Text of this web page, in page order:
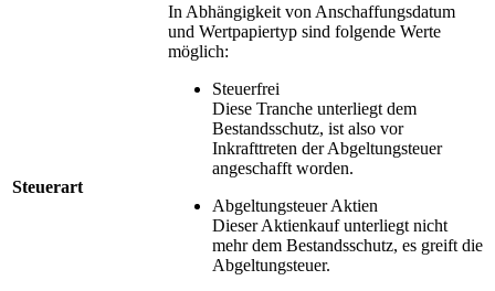
Steuerart
In Abhängigkeit von Anschaffungsdatum
und Wertpapiertyp sind folgende Werte
möglich:
Steuerfrei
Diese Tranche unterliegt dem
Bestandsschutz, ist also vor
Inkrafttreten der Abgeltungsteuer
angeschafft worden.
Abgeltungsteuer Aktien
Dieser Aktienkauf unterliegt nicht
mehr dem Bestandsschutz, es greift die
Abgeltungsteuer.